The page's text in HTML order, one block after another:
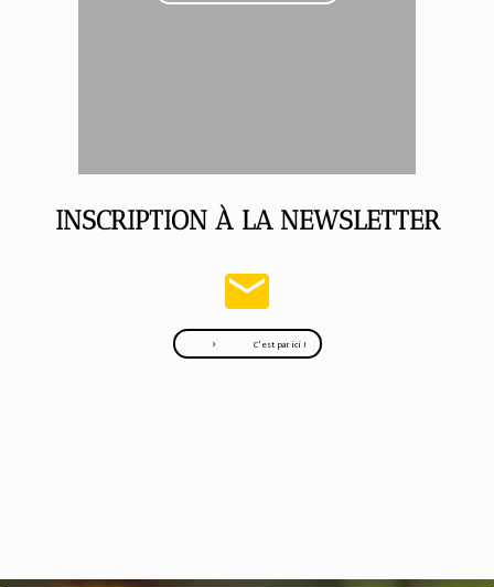
INSCRIPTION À LA NEWSLETTER
mail
navigate_next C'est par ici !